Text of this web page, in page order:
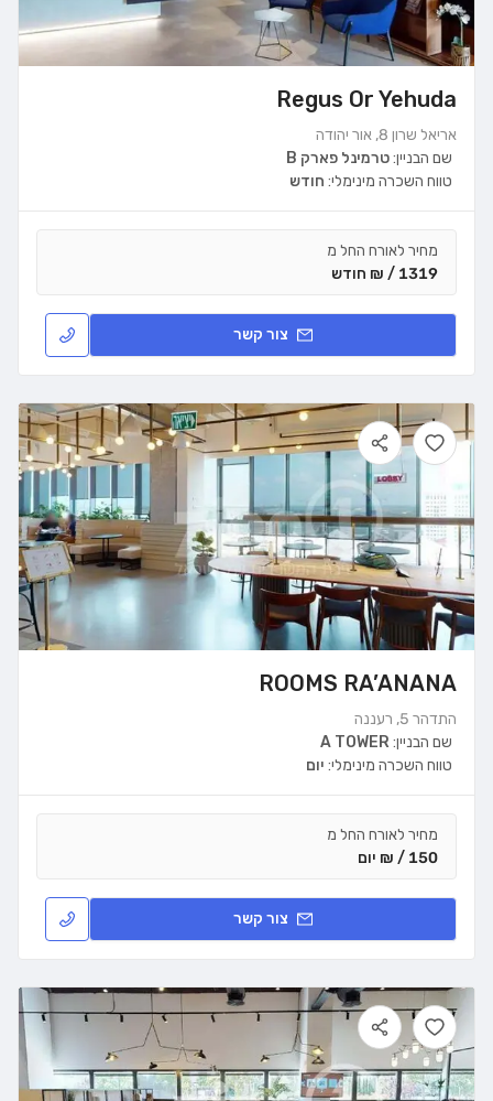
Regus Or Yehuda
אריאל שרון 8, אור יהודה
שם הבניין:טרמינל פארק B
טווח השכרה מינימלי: חודש
מחיר לאורח החל מ
1319 / ₪ חודש
צור קשר
ROOMS RA’ANANA
התדהר 5, רעננה
שם הבניין: A TOWER
טווח השכרה מינימלי: יום
מחיר לאורח החל מ
150 / ₪ יום
צור קשר